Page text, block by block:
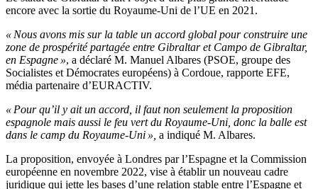
encore avec la sortie du Royaume-Uni de l’UE en 2021.
« Nous avons mis sur la table un accord global pour construire une
zone de prospérité partagée entre Gibraltar et Campo de Gibraltar,
en Espagne », a déclaré M. Manuel Albares (PSOE, groupe des
Socialistes et Démocrates européens) à Cordoue, rapporte EFE,
média partenaire d’EURACTIV.
« Pour qu’il y ait un accord, il faut non seulement la proposition
espagnole mais aussi le feu vert du Royaume-Uni, donc la balle est
dans le camp du Royaume-Uni », a indiqué M. Albares.
La proposition, envoyée à Londres par l’Espagne et la Commission
européenne en novembre 2022, vise à établir un nouveau cadre
juridique qui jette les bases d’une relation stable entre l’Espagne et